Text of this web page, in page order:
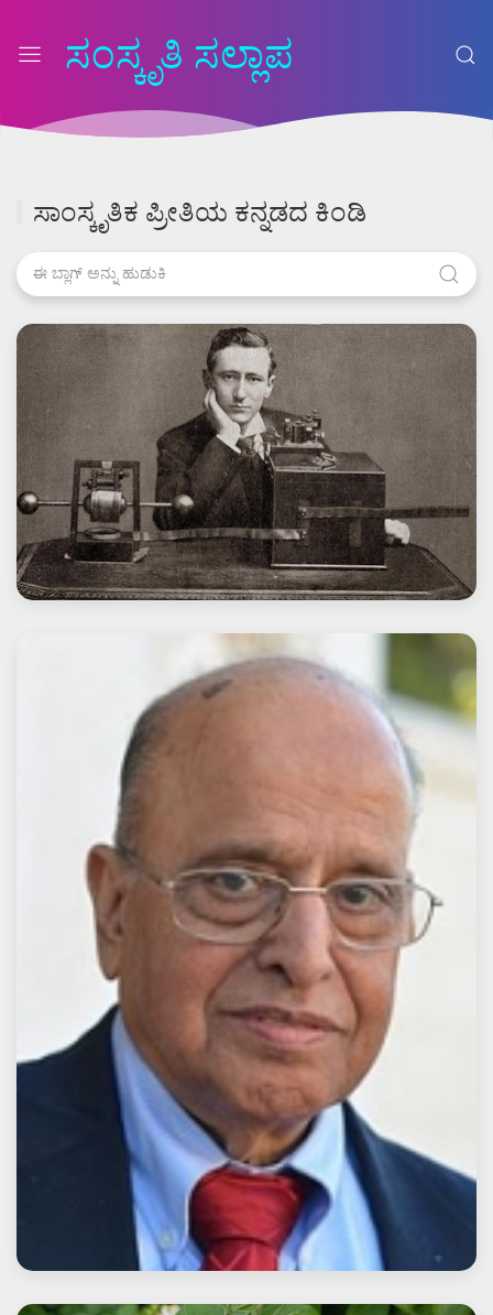
ಸಂಸ್ಕೃತಿ ಸಲ್ಲಾಪ
ಸಾಂಸ್ಕೃತಿಕ ಪ್ರೀತಿಯ ಕನ್ನಡದ ಕಿಂಡಿ